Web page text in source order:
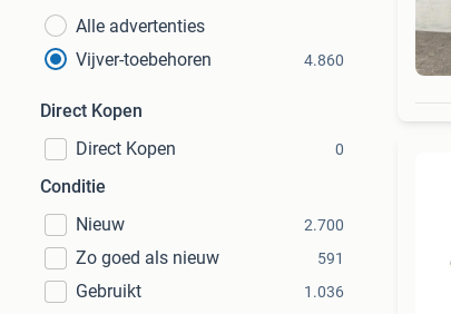
Alle advertenties
Vijver-toebehoren
4.860
Direct Kopen
Direct Kopen
0
Conditie
Nieuw
2.700
Zo goed als nieuw 591
Gebruikt 1.036